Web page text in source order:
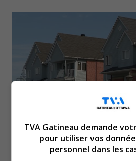
Québec Solidaire souhaite
TVA Gatineau demande
pour utiliser vos
personnel dans les